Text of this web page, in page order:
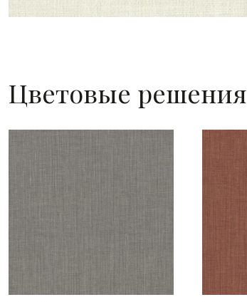
Цветовые решения